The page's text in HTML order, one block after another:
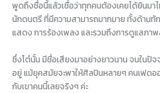
พูดถึงชื่อนี้แล้วเชื่อว่าทุกคนต้องเคยได้ยินมา
นักดนตรี ที่มีความสามารถมากมาย ทั้งด้านทัก
แสดง การร้องเพลง และรวมถึงการดูแลภ
ซึ่งโต๋นั้น มีชื่อเสียงมาอย่างยาวนาน จนในปั
อยู่ แม้ยุคสมัยจะพาให้ศิลปินหลายๆ คนเฟดอ
กับเขาคนนี้เลยจริงๆ ค่ะ